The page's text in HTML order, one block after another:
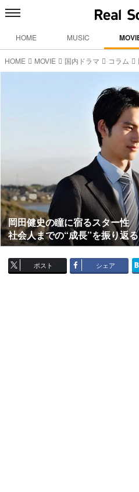
HOME MUSIC
HOME MOVIE 国内ドラマ コラム
岡田健史の瞳に宿るスター性
社会人までの“成長”を振り返る
ポスト シェア